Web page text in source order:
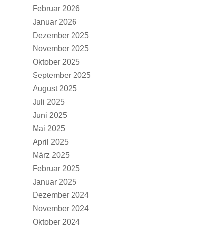
Februar 2026
Januar 2026
Dezember 2025
November 2025
Oktober 2025
September 2025
August 2025
Juli 2025
Juni 2025
Mai 2025
April 2025
März 2025
Februar 2025
Januar 2025
Dezember 2024
November 2024
Oktober 2024